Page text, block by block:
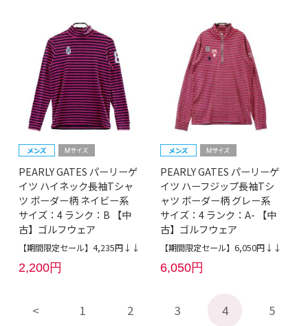
PEARLY GATES パーリーゲ
イツ ハイネック長袖Tシャ
ツ ボーダー柄 ネイビー系
サイズ：4 ランク：B 【中
古】ゴルフウェア
【期間限定セール】4,235円↓↓
2,200円
PEARLY GATES パーリーゲ
イツ ハーフジップ長袖Tシ
ャツ ボーダー柄 グレー系
サイズ：4 ランク：A- 【中
古】ゴルフウェア
【期間限定セール】6,050円↓↓
6,050円
1 2 3 4 5